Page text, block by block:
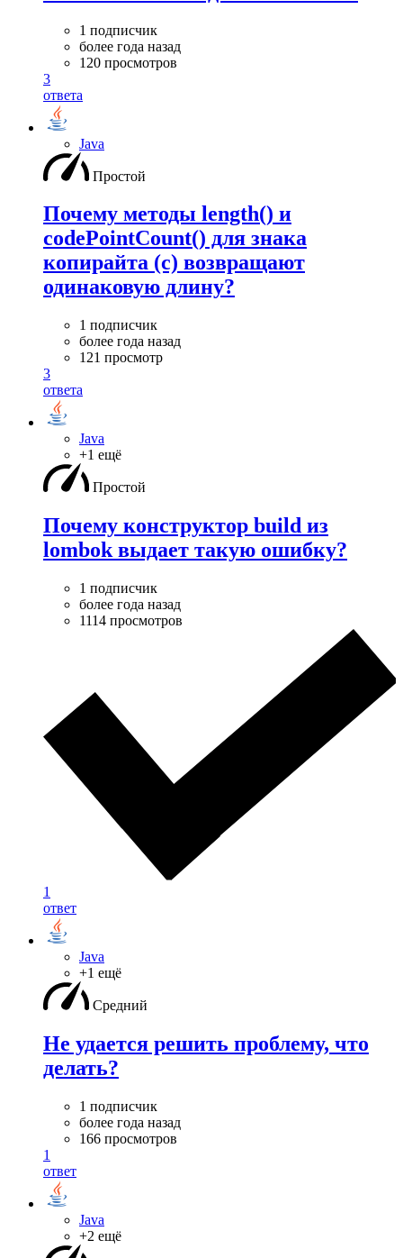
1 подписчик
более года назад
120 просмотров
3
ответа
Java
Простой
Почему методы length() и
codePointCount() для знака
копирайта (с) возвращают
одинаковую длину?
1 подписчик
более года назад
121 просмотр
3
ответа
Java
+1 ещё
Простой
Почему конструктор build из
lombok выдает такую ошибку?
1 подписчик
более года назад
1114 просмотров
1
ответ
Java
+1 ещё
Средний
Не удается решить проблему, что
делать?
1 подписчик
более года назад
166 просмотров
1
ответ
Java
+2 ещё